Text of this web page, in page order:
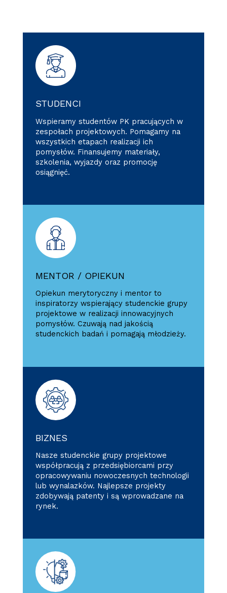
STUDENCI
Wspieramy studentów PK pracujących w
zespołach projektowych. Pomagamy na
wszystkich etapach realizacji ich
pomysłów. Finansujemy materiały,
szkolenia, wyjazdy oraz promocję
osiągnięć.
MENTOR / OPIEKUN
Opiekun merytoryczny i mentor to
inspiratorzy wspierający studenckie grupy
projektowe w realizacji innowacyjnych
pomysłów. Czuwają nad jakością
studenckich badań i pomagają młodzieży.
BIZNES
Nasze studenckie grupy projektowe
współpracują z przedsiębiorcami przy
opracowywaniu nowoczesnych technologii
lub wynalazków. Najlepsze projekty
zdobywają patenty i są wprowadzane na
rynek.